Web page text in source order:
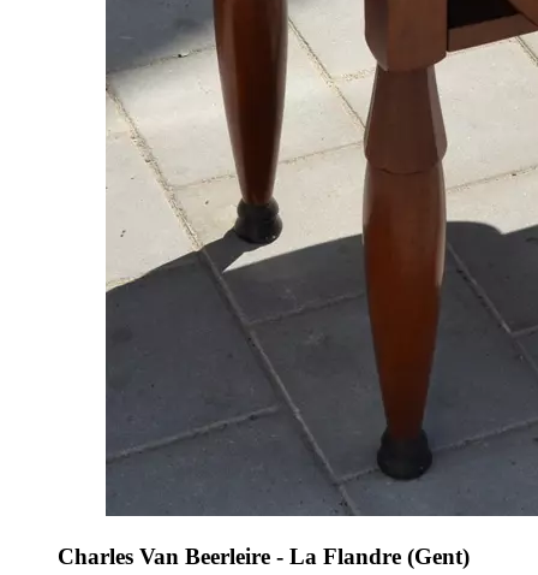
Charles Van Beerleire - La Flandre (Gent)